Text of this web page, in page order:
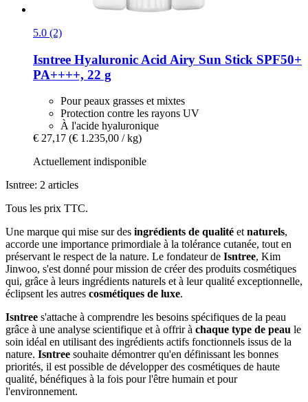
5.0 (2)
Isntree Hyaluronic Acid Airy Sun Stick SPF50+
PA++++, 22 g
Pour peaux grasses et mixtes
Protection contre les rayons UV
À l'acide hyaluronique
€ 27,17 (€ 1.235,00 / kg)
Actuellement indisponible
Isntree: 2 articles
Tous les prix TTC.
Une marque qui mise sur des ingrédients de qualité etnaturels,
accorde une importance primordiale à la tolérance cutanée, tout en
préservant le respect de la nature. Le fondateur de Isntree, Kim
Jinwoo, s'est donné pour mission de créer des produits cosmétiques
qui, grâce à leurs ingrédients naturels et à leur qualité exceptionnelle,
éclipsent les autres cosmétiques de luxe.
Isntree s'attache à comprendre les besoins spécifiques de la peau
grâce à une analyse scientifique et à offrir à chaque type de peau le
soin idéal en utilisant des ingrédients actifs fonctionnels issus de la
nature. Isntree souhaite démontrer qu'en définissant les bonnes
priorités, il est possible de développer des cosmétiques de haute
qualité, bénéfiques à la fois pour l'être humain et pour
l'environnement.